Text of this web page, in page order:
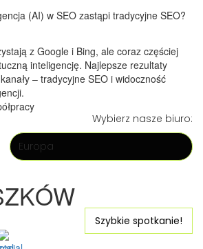
(AI) w SEO zastąpi tradycyjne SEO?
z Google i Bing, ale coraz częściej
inteligencję. Najlepsze rezultaty
– tradycyjne SEO i widoczność
Wybierz nasze biuro:
Europa
Szybkie spotkanie!